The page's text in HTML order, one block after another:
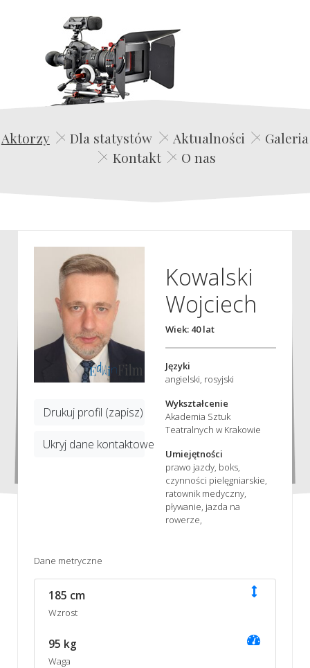
Edwin Film Agencja Aktorska
Aktorzy Dla statystów Aktualności
Galeria
Kontakt
O nas
Drukuj profil (zapisz)
Ukryj dane kontaktowe
Kowalski
Wojciech
Wiek: 40 lat
Języki
angielski, rosyjski
Wykształcenie
Akademia Sztuk
Teatralnych w Krakowie
Umiejętności
prawo jazdy, boks,
czynności pielęgniarskie,
ratownik medyczny,
pływanie, jazda na
rowerze,
Dane metryczne
185 cm
Wzrost
95 kg
Waga